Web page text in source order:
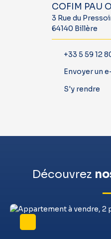
COFIM PAU
3 Rue du
64140 Billère
+33 5 59 12
Envoyer un
S'y rendre
Découvrez